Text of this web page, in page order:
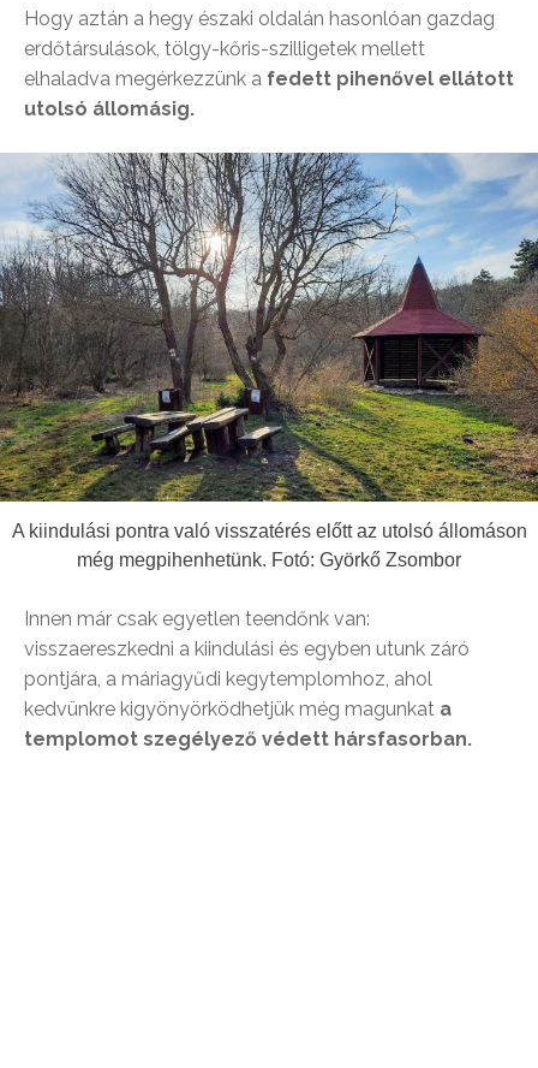
Hogy aztán a hegy északi oldalán hasonlóan gazdag
erdőtársulások, tölgy-kőris-szilligetek mellett
elhaladva megérkezzünk a fedett pihenővel ellátott
utolsó állomásig.
A kiindulási pontra való visszatérés előtt az utolsó állomáson
még megpihenhetünk. Fotó: Györkő Zsombor
Innen már csak egyetlen teendőnk van:
visszaereszkedni a kiindulási és egyben utunk záró
pontjára, a máriagyűdi kegytemplomhoz, ahol
kedvünkre kigyönyörködhetjük még magunkat a
templomot szegélyező védett hársfasorban.